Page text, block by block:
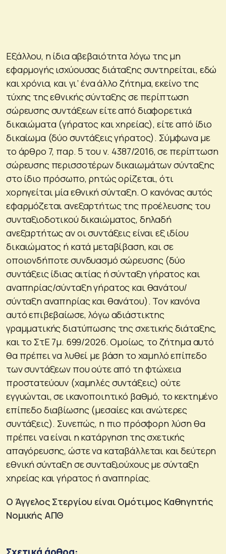
Εξάλλου, η ίδια αβεβαιότητα λόγω της μη
εφαρμογής ισχύουσας διάταξης συντηρείται, εδώ
και χρόνια, και γι’ ένα άλλο ζήτημα, εκείνο της
τύχης της εθνικής σύνταξης σε περίπτωση
σώρευσης συντάξεων είτε από διαφορετικά
δικαιώματα (γήρατος και χηρείας), είτε από ίδιο
δικαίωμα (δύο συντάξεις γήρατος). Σύμφωνα με
το άρθρο 7, παρ. 5 του ν. 4387/2016, σε περίπτωση
σώρευσης περισσοτέρων δικαιωμάτων σύνταξης
στο ίδιο πρόσωπο, ρητώς ορίζεται, ότι
χορηγείται μία εθνική σύνταξη. Ο κανόνας αυτός
εφαρμόζεται ανεξαρτήτως της προέλευσης του
συνταξιοδοτικού δικαιώματος, δηλαδή
ανεξαρτήτως αν οι συντάξεις είναι εξ ιδίου
δικαιώματος ή κατά μεταβίβαση, και σε
οποιονδήποτε συνδυασμό σώρευσης (δύο
συντάξεις ίδιας αιτίας ή σύνταξη γήρατος και
αναπηρίας/σύνταξη γήρατος και θανάτου/
σύνταξη αναπηρίας και θανάτου). Τον κανόνα
αυτό επιβεβαίωσε, λόγω αδιάστικτης
γραμματικής διατύπωσης της σχετικής διάταξης,
και το ΣτΕ 7μ. 699/2026. Ομοίως, το ζήτημα αυτό
θα πρέπει να λυθεί με βάση το χαμηλό επίπεδο
των συντάξεων που ούτε από τη φτώχεια
προστατεύουν (χαμηλές συντάξεις) ούτε
εγγυώνται, σε ικανοποιητικό βαθμό, το κεκτημένο
επίπεδο διαβίωσης (μεσαίες και ανώτερες
συντάξεις). Συνεπώς, η πιο πρόσφορη λύση θα
πρέπει να είναι η κατάργηση της σχετικής
απαγόρευσης, ώστε να καταβάλλεται και δεύτερη
εθνική σύνταξη σε συνταξιούχους με σύνταξη
χηρείας και γήρατος ή αναπηρίας.
Ο Άγγελος Στεργίου είναι Ομότιμος Καθηγητής
Νομικής ΑΠΘ